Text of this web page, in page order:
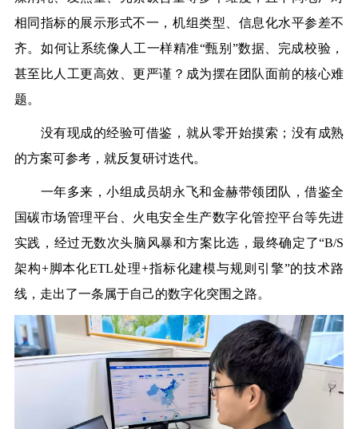
相同指标的展示形式不一，机组类型、信息化水平参差不
齐。如何让系统像人工一样精准“甄别”数据、完成校验，
甚至比人工更高效、更严谨？成为摆在团队面前的核心难
题。
没有现成的经验可借鉴，就从零开始摸索；没有成熟
的方案可参考，就反复研讨迭代。
一年多来，小组成员胡永飞和金赫带领团队，借鉴全
国碳市场管理平台、火电安全生产数字化管控平台等先进
实践，经过无数次头脑风暴和方案比选，最终确定了“B/S
架构+脚本化ETL处理+指标化建模与规则引擎”的技术路
线，走出了一条属于自己的数字化突围之路。